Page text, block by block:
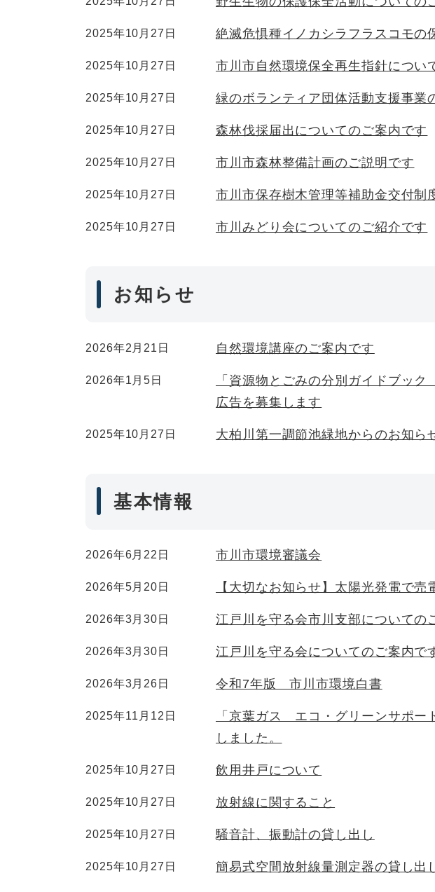
2025年10月27日 絶滅危惧種イノカシラフラスコモの
2025年10月27日 市川市自然環境保全再生指針につい
2025年10月27日 緑のボランティア団体活動支援事業
2025年10月27日 森林伐採届出についてのご案内です
2025年10月27日 市川市森林整備計画のご説明です
2025年10月27日 市川市保存樹木管理等補助金交付制
2025年10月27日 市川みどり会についてのご紹介です
お知らせ
2026年2月21日 自然環境講座のご案内です
2026年1月5日
「資源物とごみの分別ガイドブッ
広告を募集します
2025年10月27日 大柏川第一調節池緑地からのお知ら
基本情報
2026年6月22日 市川市環境審議会
2026年5月20日 【大切なお知らせ】太陽光発電で売
2026年3月30日 江戸川を守る会市川支部についての
2026年3月30日 江戸川を守る会についてのご案内で
2026年3月26日 令和7年版 市川市環境白書
2025年11月12日
「京葉ガス エコ・グリーンサポー
しました。
2025年10月27日 飲用井戸について
2025年10月27日 放射線に関すること
2025年10月27日 騒音計、振動計の貸し出し
2025年10月27日 簡易式空間放射線量測定器の貸し出